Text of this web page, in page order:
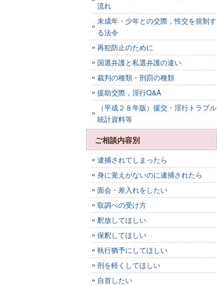
流れ
未成年・少年との交際，性交を規制す
る法令
再犯防止のために
国選弁護と私選弁護の違い
裁判の種類・刑罰の種類
援助交際，淫行Q&A
（平成２８年版）援交・淫行トラブル
統計資料等
ご相談内容別
逮捕されてしまったら
身に覚えがないのに逮捕されたら
面会・差入れをしたい
取調べの受け方
釈放してほしい
保釈してほしい
執行猶予にしてほしい
刑を軽くしてほしい
自首したい